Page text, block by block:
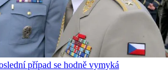
případ se hodně vymyká